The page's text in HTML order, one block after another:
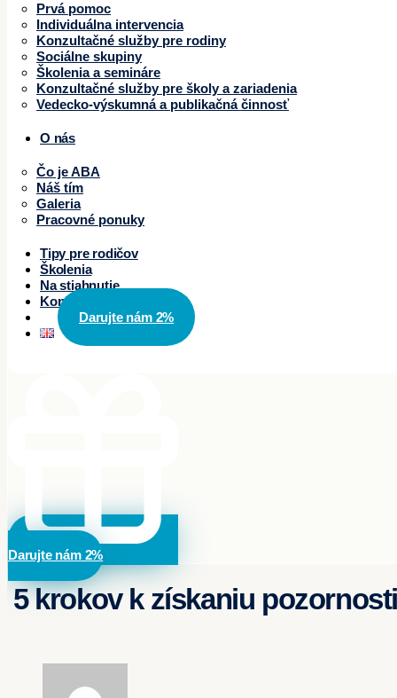
Prvá pomoc
Individuálna intervencia
Konzultačné služby pre rodiny
Sociálne skupiny
Školenia a semináre
Konzultačné služby pre školy a zariadenia
Vedecko-výskumná a publikačná činnosť
O nás
Čo je ABA
Náš tím
Galeria
Pracovné ponuky
Tipy pre rodičov
Školenia
Na stiahnutie
Kontakty
Darujte nám 2%
Darujte nám 2%
5 krokov k získaniu pozornosti